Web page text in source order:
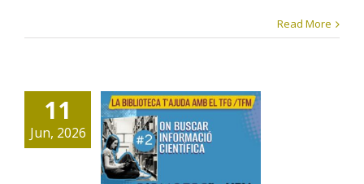
Read More
11
Jun, 2026
Formació
TFG/TFM – 2.
On cercar
informació